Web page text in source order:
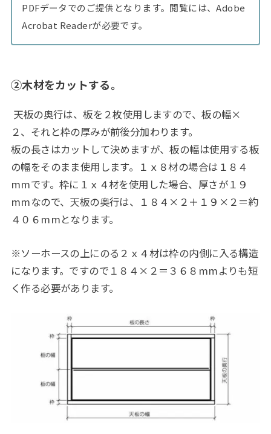
PDFデータでのご提供となります。閲覧には、Adobe
Acrobat Readerが必要です。
②木材をカットする。
天板の奥行は、板を２枚使用しますので、板の幅×
２、それと枠の厚みが前後分加わります。
板の長さはカットして決めますが、板の幅は使用する板
の幅をそのまま使用します。１ｘ８材の場合は１８４
mmです。枠に１ｘ４材を使用した場合、厚さが１９
mmなので、天板の奥行は、１８４×２＋１９×２＝約
４０６mmとなります。
※ソーホースの上にのる２ｘ４材は枠の内側に入る構造
になります。ですので１８４×２＝３６８mmよりも短
く作る必要があります。